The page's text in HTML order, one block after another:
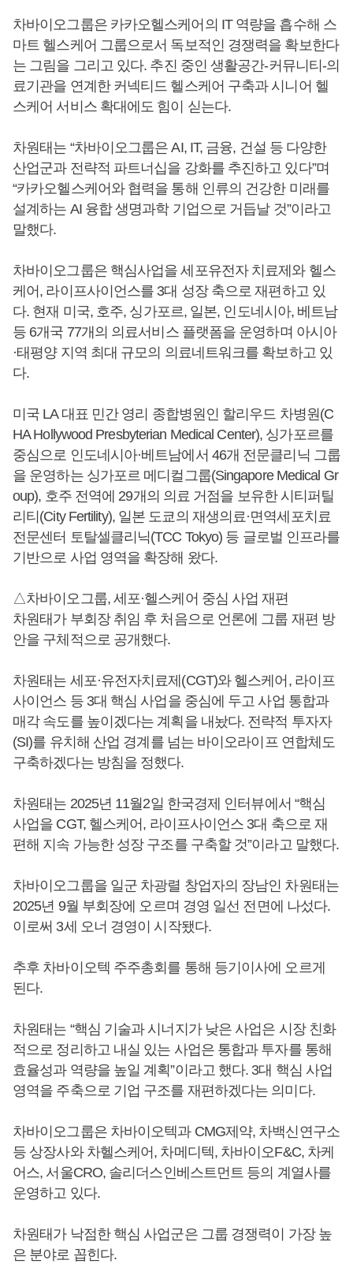
차바이오그룹은 카카오헬스케어의 IT 역량을 흡수해 스
마트 헬스케어 그룹으로서 독보적인 경쟁력을 확보한다
는 그림을 그리고 있다. 추진 중인 생활공간-커뮤니티-의
료기관을 연계한 커넥티드 헬스케어 구축과 시니어 헬
스케어 서비스 확대에도 힘이 싣는다.
차원태는 “차바이오그룹은 AI, IT, 금융, 건설 등 다양한
산업군과 전략적 파트너십을 강화를 추진하고 있다”며
“카카오헬스케어와 협력을 통해 인류의 건강한 미래를
설계하는 AI 융합 생명과학 기업으로 거듭날 것”이라고
말했다.
차바이오그룹은 핵심사업을 세포유전자 치료제와 헬스
케어, 라이프사이언스를 3대 성장 축으로 재편하고 있
다. 현재 미국, 호주, 싱가포르, 일본, 인도네시아, 베트남
등 6개국 77개의 의료서비스 플랫폼을 운영하며 아시아
·태평양 지역 최대 규모의 의료네트워크를 확보하고 있
다.
미국 LA 대표 민간 영리 종합병원인 할리우드 차병원(C
HA Hollywood Presbyterian Medical Center), 싱가포르를
중심으로 인도네시아·베트남에서 46개 전문클리닉 그룹
을 운영하는 싱가포르 메디컬그룹(Singapore Medical Gr
oup), 호주 전역에 29개의 의료 거점을 보유한 시티퍼틸
리티(City Fertility), 일본 도쿄의 재생의료·면역세포치료
전문센터 토탈셀클리닉(TCC Tokyo) 등 글로벌 인프라를
기반으로 사업 영역을 확장해 왔다.
△차바이오그룹, 세포·헬스케어 중심 사업 재편
차원태가 부회장 취임 후 처음으로 언론에 그룹 재편 방
안을 구체적으로 공개했다.
차원태는 세포·유전자치료제(CGT)와 헬스케어, 라이프
사이언스 등 3대 핵심 사업을 중심에 두고 사업 통합과
매각 속도를 높이겠다는 계획을 내놨다. 전략적 투자자
(SI)를 유치해 산업 경계를 넘는 바이오라이프 연합체도
구축하겠다는 방침을 정했다.
차원태는 2025년 11월2일 한국경제 인터뷰에서 “핵심
사업을 CGT, 헬스케어, 라이프사이언스 3대 축으로 재
편해 지속 가능한 성장 구조를 구축할 것”이라고 말했다.
차바이오그룹을 일군 차광렬 창업자의 장남인 차원태는
2025년 9월 부회장에 오르며 경영 일선 전면에 나섰다.
이로써 3세 오너 경영이 시작됐다.
추후 차바이오텍 주주총회를 통해 등기이사에 오르게
된다.
차원태는 “핵심 기술과 시너지가 낮은 사업은 시장 친화
적으로 정리하고 내실 있는 사업은 통합과 투자를 통해
효율성과 역량을 높일 계획”이라고 했다. 3대 핵심 사업
영역을 주축으로 기업 구조를 재편하겠다는 의미다.
차바이오그룹은 차바이오텍과 CMG제약, 차백신연구소
등 상장사와 차헬스케어, 차메디텍, 차바이오F&C, 차케
어스, 서울CRO, 솔리더스인베스트먼트 등의 계열사를
운영하고 있다.
차원태가 낙점한 핵심 사업군은 그룹 경쟁력이 가장 높
은 분야로 꼽힌다.